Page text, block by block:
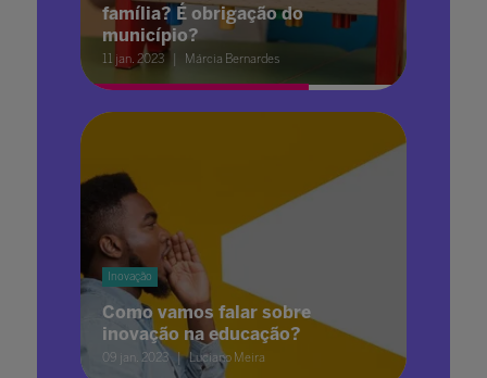
família? É obrigação do
município?
11 jan. 2023 Márcia Bernardes
Inovação
Como vamos falar sobre
inovação na educação?
09 jan. 2023 Luciano Meira